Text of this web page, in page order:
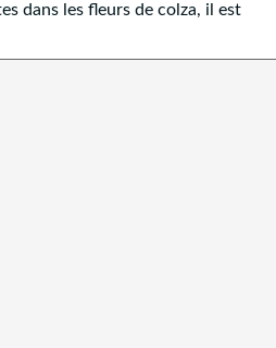
dans les fleurs de colza, il est